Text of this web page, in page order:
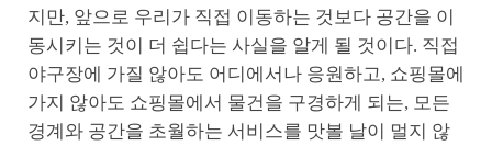
지만, 앞으로 우리가 직접 이동하는 것보다 공간을 이
동시키는 것이 더 쉽다는 사실을 알게 될 것이다. 직접
야구장에 가질 않아도 어디에서나 응원하고, 쇼핑몰에
가지 않아도 쇼핑몰에서 물건을 구경하게 되는, 모든
경계와 공간을 초월하는 서비스를 맛볼 날이 멀지 않